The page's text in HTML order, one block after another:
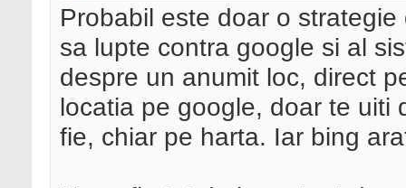
Probabil este doar o
sa lupte contra google si al
despre un anumit loc, direct
locatia pe google, doar te uiti
fie, chiar pe harta. Iar bing